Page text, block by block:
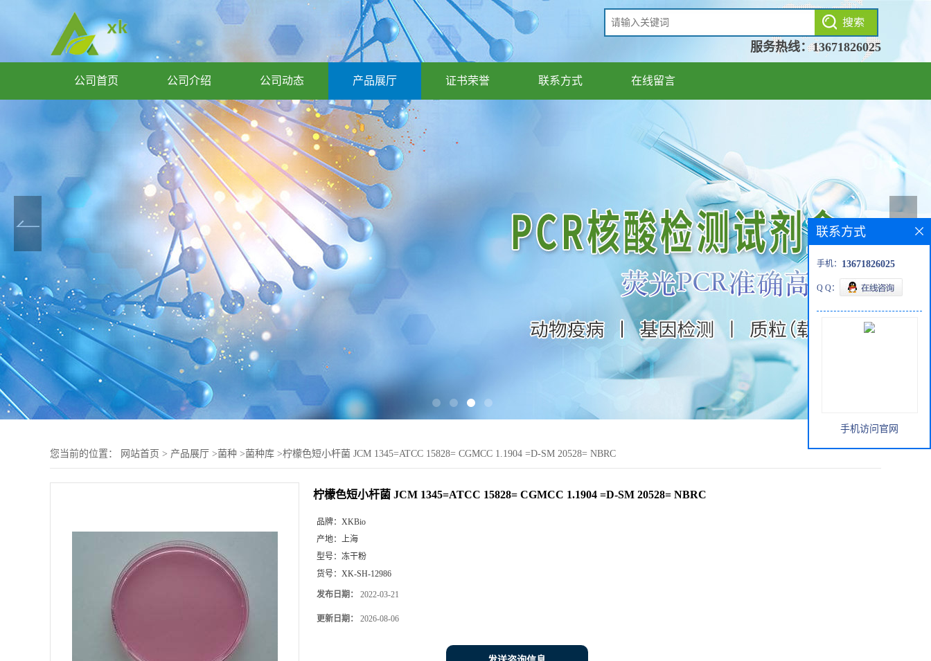
服务热线：13671826025
公司首页 公司介绍 公司动态 产品展厅 证书荣誉 联系方式 在线留言
您当前的位置： 网站首页 > 产品展厅 >菌种 >菌种库 >柠檬色短小杆菌 JCM 1345=ATCC 15828= CGMCC 1.1904 =D-SM 20528= NBRC
柠檬色短小杆菌 JCM 1345=ATCC 15828= CGMCC 1.1904 =D-SM 20528= NBRC
品牌： XKBio
产地： 上海
型号： 冻干粉
货号： XK-SH-12986
发布日期： 2022-03-21
更新日期： 2026-08-06
联系方式
手机： 13671826025
Q Q：
手机访问官网